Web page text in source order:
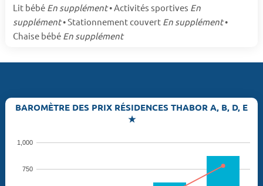
Lit bébé En supplément• Activités sportives En
supplément• Stationnement couvert En supplément•
Chaise bébé En supplément
BAROMÈTRE DES PRIX RÉSIDENCES THABOR A, B, D, E
★
750
1,000